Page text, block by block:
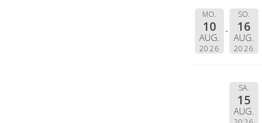
MO.
10
AUG.
2026
SO.
16
AUG.
2026
SA.
15
AUG.